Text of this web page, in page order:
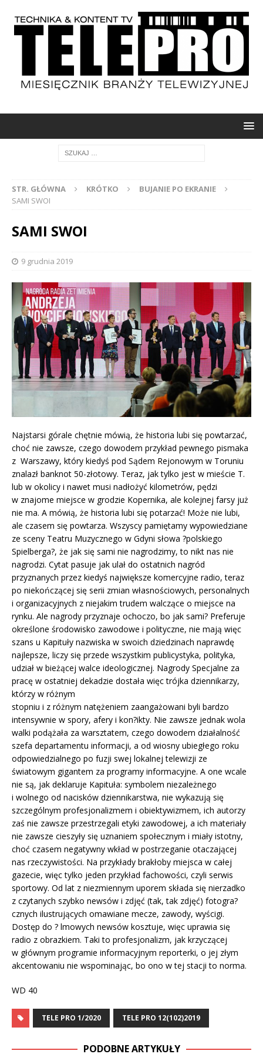
STR. GŁÓWNA KRÓTKO
BUJANIE PO EKRANIE
SAMI SWOI
SAMI SWOI
9 grudnia 2019
Najstarsi górale chętnie mówią, że historia lubi się powtarzać,
choć nie zawsze, czego dowodem przykład pewnego pismaka
z Warszawy, który kiedyś pod Sądem Rejonowym w Toruniu
znalazł banknot 50-złotowy. Teraz, jak tylko jest w mieście T.
lub w okolicy i nawet musi nadłożyć kilometrów, pędzi
w znajome miejsce w grodzie Kopernika, ale kolejnej farsy już
nie ma. A mówią, że historia lubi się potarzać! Może nie lubi,
ale czasem się powtarza. Wszyscy pamiętamy wypowiedziane
ze sceny Teatru Muzycznego w Gdyni słowa ?polskiego
Spielberga?, że jak się sami nie nagrodzimy, to nikt nas nie
nagrodzi. Cytat pasuje jak ulał do ostatnich nagród
przyznanych przez kiedyś największe komercyjne radio, teraz
po niekończącej się serii zmian własnościowych, personalnych
i organizacyjnych z niejakim trudem walczące o miejsce na
rynku. Ale nagrody przyznaje ochoczo, bo jak sami? Preferuje
określone środowisko zawodowe i polityczne, nie mają więc
szans u Kapituły nazwiska w swoich dziedzinach naprawdę
najlepsze, liczy się przede wszystkim publicystyka, polityka,
udział w bieżącej walce ideologicznej. Nagrody Specjalne za
pracę w ostatniej dekadzie dostała więc trójka dziennikarzy,
którzy w różnym
stopniu i z różnym natężeniem zaangażowani byli bardzo
intensywnie w spory, afery i kon?ikty. Nie zawsze jednak wola
walki podążała za warsztatem, czego dowodem działalność
szefa departamentu informacji, a od wiosny ubiegłego roku
odpowiedzialnego po fuzji swej lokalnej telewizji ze
światowym gigantem za programy informacyjne. A one wcale
nie są, jak deklaruje Kapituła: symbolem niezależnego
i wolnego od nacisków dziennikarstwa, nie wykazują się
szczególnym profesjonalizmem i obiektywizmem, ich autorzy
zaś nie zawsze przestrzegali etyki zawodowej, a ich materiały
nie zawsze cieszyły się uznaniem społecznym i miały istotny,
choć czasem negatywny wkład w postrzeganie otaczającej
nas rzeczywistości. Na przykłady brakłoby miejsca w całej
gazecie, więc tylko jeden przykład fachowości, czyli serwis
sportowy. Od lat z niezmiennym uporem składa się nierzadko
z czytanych szybko newsów i zdjęć (tak, tak zdjęć) fotogra?
cznych ilustrujących omawiane mecze, zawody, wyścigi.
Dostęp do ? lmowych newsów kosztuje, więc uprawia się
radio z obrazkiem. Taki to profesjonalizm, jak krzyczącej
w głównym programie informacyjnym reporterki, o jej złym
akcentowaniu nie wspominając, bo ono w tej stacji to norma.
WD 40
TELE PRO 1/2020 TELE PRO 12(102)2019
PODOBNE ARTYKUŁY